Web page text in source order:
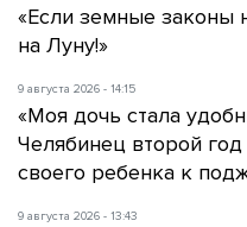
«Если земные законы
на Луну!»
9 августа 2026 - 14:15
«Моя дочь стала
Челябинец второй год
своего ребенка к
9 августа 2026 - 13:43